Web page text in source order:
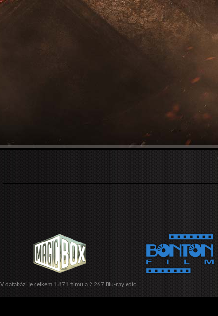
V databázi je celkem 1.871 filmů a 2.267 Blu-ray edic.